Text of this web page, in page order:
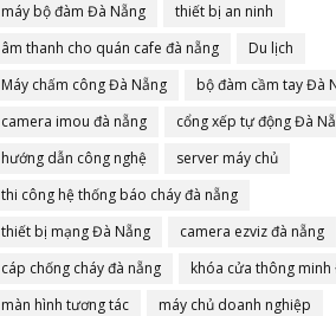
máy bộ đàm Đà Nẵng
thiết bị an ninh
âm thanh cho quán cafe đà nẵng
Du lịch
Máy chấm công Đà Nẵng
bộ đàm cầm tay Đà
camera imou đà nẵng
cổng xếp tự động Đà
hướng dẫn công nghệ
server máy chủ
thi công hệ thống báo cháy đà nẵng
thiết bị mạng Đà Nẵng
camera ezviz đà nẵng
cáp chống cháy đà nẵng
khóa cửa thông minh
màn hình tương tác
máy chủ doanh nghiệp